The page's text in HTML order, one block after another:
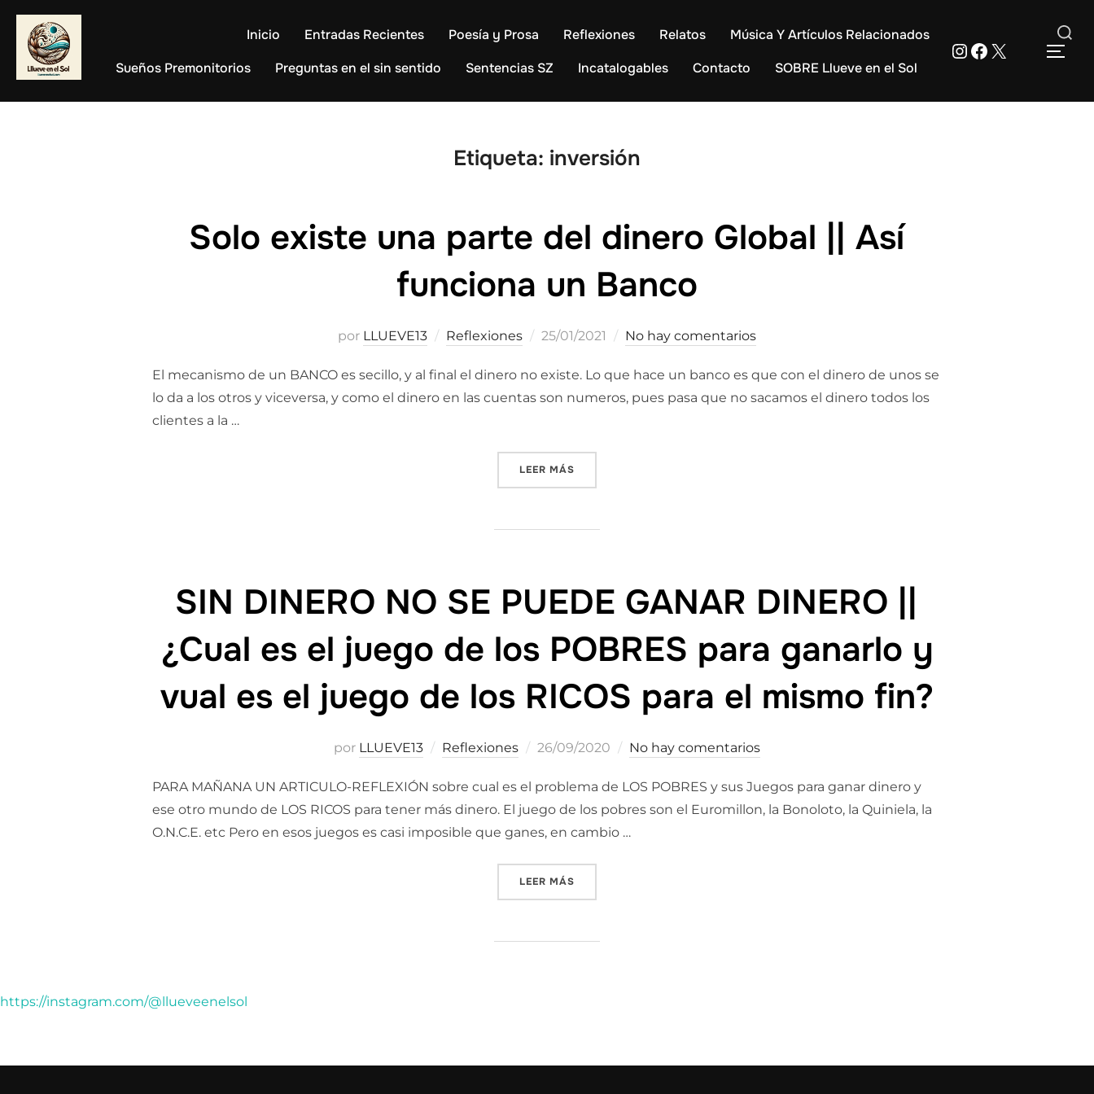
contenido
Inicio Entradas Recientes Poesía y Prosa Reflexiones Relatos
Música Y Artículos Relacionados
Sueños Premonitorios
Preguntas en el sin sentido Sentencias SZ Incatalogables Contacto SOBRE Llueve en el Sol
Instagram
Facebook
X Buscar:
Etiqueta: inversión
Solo existe una parte del dinero Global || Así
funciona un Banco
por LLUEVE13 Reflexiones
Publicado
25/01/2021 No hay comentarios
El mecanismo de un BANCO es secillo, y al final el dinero no existe. Lo que hace un banco es que con el dinero de unos se
lo da a los otros y viceversa, y como el dinero en las cuentas son numeros, pues pasa que no sacamos el dinero todos los
clientes a la …
LEER MÁS
SIN DINERO NO SE PUEDE GANAR DINERO ||
¿Cual es el juego de los POBRES para ganarlo y
vual es el juego de los RICOS para el mismo fin?
por LLUEVE13 Reflexiones
Publicado
26/09/2020 No hay comentarios
PARA MAÑANA UN ARTICULO-REFLEXIÓN sobre cual es el problema de LOS POBRES y sus Juegos para ganar dinero y
ese otro mundo de LOS RICOS para tener más dinero. El juego de los pobres son el Euromillon, la Bonoloto, la Quiniela, la
O.N.C.E. etc Pero en esos juegos es casi imposible que ganes, en cambio …
LEER MÁS
https://instagram.com/@llueveenelsol